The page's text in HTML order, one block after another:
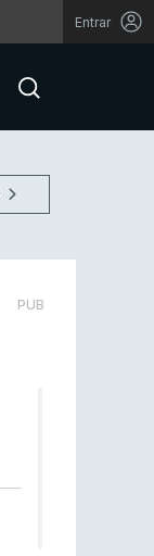
Entrar
PUB